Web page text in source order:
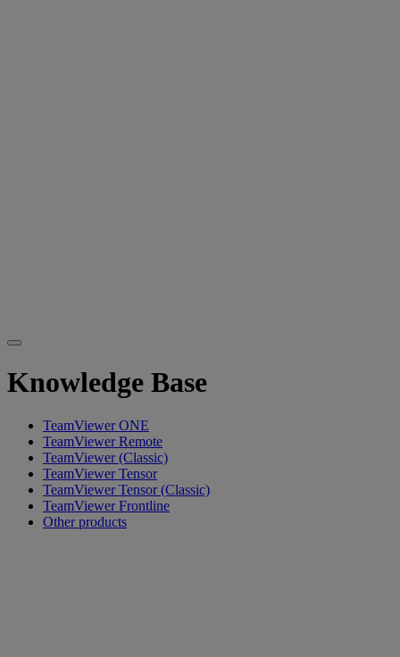
Knowledge Base
TeamViewer ONE
TeamViewer Remote
TeamViewer (Classic)
TeamViewer Tensor
TeamViewer Tensor (Classic)
TeamViewer Frontline
Other products